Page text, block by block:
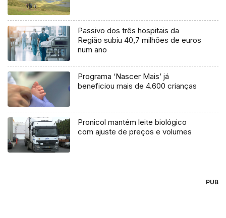
Passivo dos três hospitais da
Região subiu 40,7 milhões de euros
num ano
Programa ‘Nascer Mais’ já
beneficiou mais de 4.600 crianças
Pronicol mantém leite biológico
com ajuste de preços e volumes
PUB